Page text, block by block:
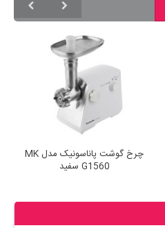
چرخ گوشت پاناسونیک مدل MK
G1560 سفید